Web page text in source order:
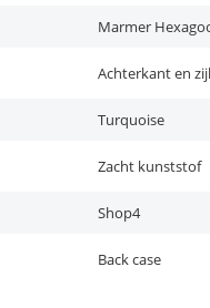
Marmer
Achterkant en
Turquoise
Zacht kunststof
Shop4
Back case